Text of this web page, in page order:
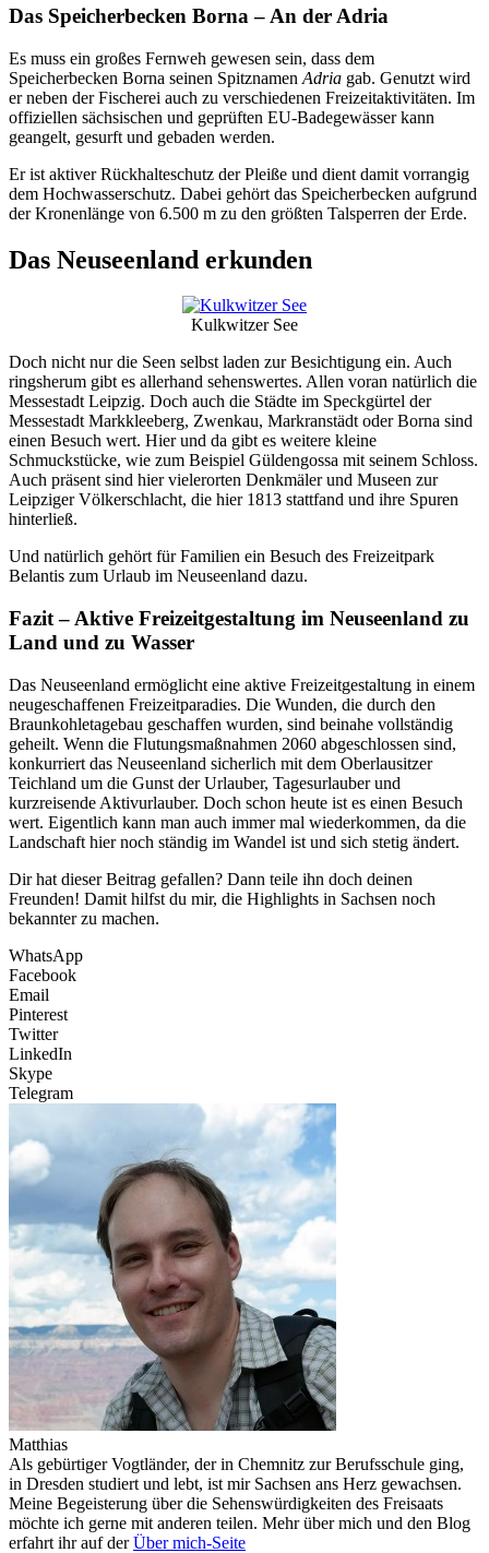
Das Speicherbecken Borna – An der Adria
Es muss ein großes Fernweh gewesen sein, dass dem
Speicherbecken Borna seinen Spitznamen Adria gab. Genutzt wird
er neben der Fischerei auch zu verschiedenen Freizeitaktivitäten. Im
offiziellen sächsischen und geprüften EU-Badegewässer kann
geangelt, gesurft und gebaden werden.
Er ist aktiver Rückhalteschutz der Pleiße und dient damit vorrangig
dem Hochwasserschutz. Dabei gehört das Speicherbecken aufgrund
der Kronenlänge von 6.500 m zu den größten Talsperren der Erde.
Das Neuseenland erkunden
Kulkwitzer See
Doch nicht nur die Seen selbst laden zur Besichtigung ein. Auch
ringsherum gibt es allerhand sehenswertes. Allen voran natürlich die
Messestadt Leipzig. Doch auch die Städte im Speckgürtel der
Messestadt Markkleeberg, Zwenkau, Markranstädt oder Borna sind
einen Besuch wert. Hier und da gibt es weitere kleine
Schmuckstücke, wie zum Beispiel Güldengossa mit seinem Schloss.
Auch präsent sind hier vielerorten Denkmäler und Museen zur
Leipziger Völkerschlacht, die hier 1813 stattfand und ihre Spuren
hinterließ.
Und natürlich gehört für Familien ein Besuch des Freizeitpark
Belantis zum Urlaub im Neuseenland dazu.
Fazit – Aktive Freizeitgestaltung im Neuseenland zu
Land und zu Wasser
Das Neuseenland ermöglicht eine aktive Freizeitgestaltung in einem
neugeschaffenen Freizeitparadies. Die Wunden, die durch den
Braunkohletagebau geschaffen wurden, sind beinahe vollständig
geheilt. Wenn die Flutungsmaßnahmen 2060 abgeschlossen sind,
konkurriert das Neuseenland sicherlich mit dem Oberlausitzer
Teichland um die Gunst der Urlauber, Tagesurlauber und
kurzreisende Aktivurlauber. Doch schon heute ist es einen Besuch
wert. Eigentlich kann man auch immer mal wiederkommen, da die
Landschaft hier noch ständig im Wandel ist und sich stetig ändert.
Dir hat dieser Beitrag gefallen? Dann teile ihn doch deinen
Freunden! Damit hilfst du mir, die Highlights in Sachsen noch
bekannter zu machen.
WhatsApp
Facebook
Email
Pinterest
Twitter
LinkedIn
Skype
Telegram
Matthias
Als gebürtiger Vogtländer, der in Chemnitz zur Berufsschule ging,
in Dresden studiert und lebt, ist mir Sachsen ans Herz gewachsen.
Meine Begeisterung über die Sehenswürdigkeiten des Freisaats
möchte ich gerne mit anderen teilen. Mehr über mich und den Blog
erfahrt ihr auf derÜber mich-Seite